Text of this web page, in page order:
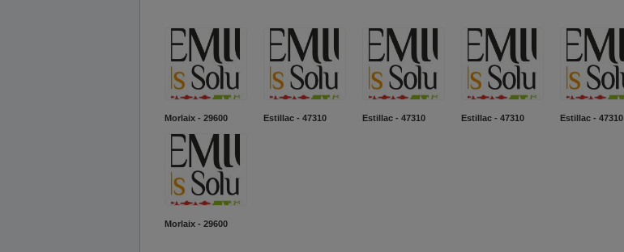
Morlaix - 29600 Estillac - 47310 Estillac - 47310 Estillac - 47310 Estillac - 47310
Morlaix - 29600